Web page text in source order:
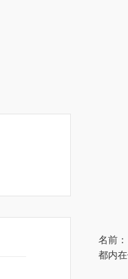
名前
都内